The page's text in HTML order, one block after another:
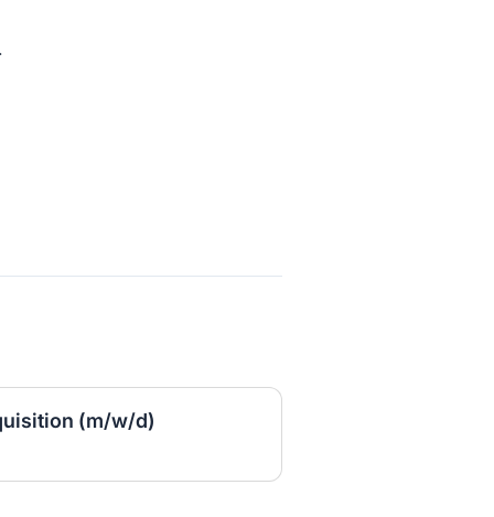
(m/w/d)